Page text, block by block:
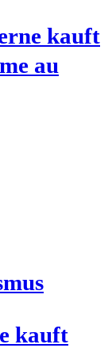
kauft
au
kauft